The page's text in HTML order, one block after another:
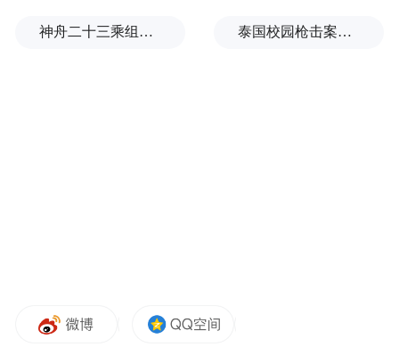
神舟二十三乘组新画面：在太空用超声测肌肉，常态化开展健康管理 泰国校园枪击案致9死，枪手父亲道歉